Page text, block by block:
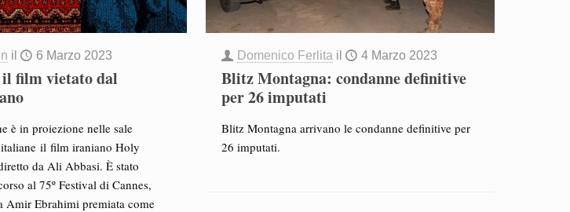
il 6 Marzo 2023
film vietato dal
è in proiezione nelle sale
il film iraniano Holy
da Ali Abbasi. È stato
al 75º Festival di Cannes,
Amir Ebrahimi premiata come
Domenico Ferlita il 4 Marzo 2023
Blitz Montagna: condanne definitive
per 26 imputati
Blitz Montagna arrivano le condanne definitive per
26 imputati.